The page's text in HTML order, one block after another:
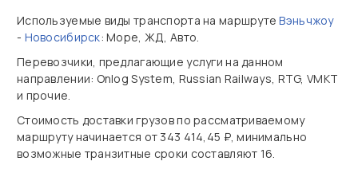
Используемые виды транспорта на маршрутеВэньчжоу
- Новосибирск: Море, ЖД, Авто.
Перевозчики, предлагающие услуги на данном
направлении: Onlog System, Russian Railways, RTG, VMKT
и прочие.
Стоимость доставки грузов по рассматриваемому
маршруту начинается от 343 414,45 ₽, минимально
возможные транзитные сроки составляют 16.